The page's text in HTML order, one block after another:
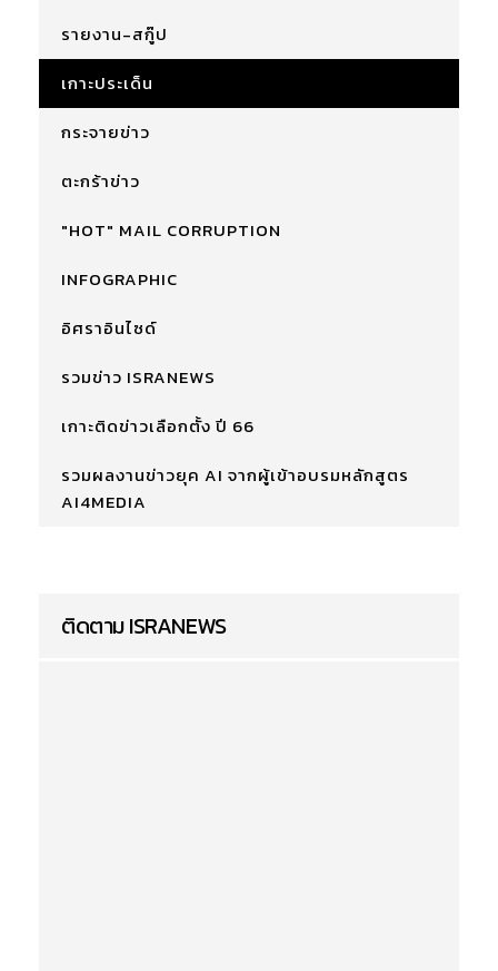
รายงาน-สกู๊ป
เกาะประเด็น
กระจายข่าว
ตะกร้าข่าว
"HOT" MAIL CORRUPTION
INFOGRAPHIC
อิศราอินไซด์
รวมข่าว ISRANEWS
เกาะติดข่าวเลือกตั้ง ปี 66
รวมผลงานข่าวยุค AI จากผู้เข้าอบรมหลักสูตร
AI4MEDIA
ติดตาม ISRANEWS